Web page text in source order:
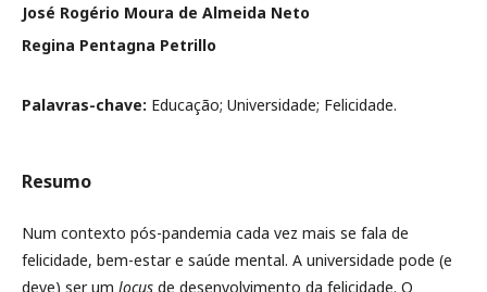
José Rogério Moura de Almeida Neto
Regina Pentagna Petrillo
Palavras-chave: Educação; Universidade; Felicidade.
Resumo
Num contexto pós-pandemia cada vez mais se fala de
felicidade, bem-estar e saúde mental. A universidade pode (e
deve) ser um locus de desenvolvimento da felicidade. O